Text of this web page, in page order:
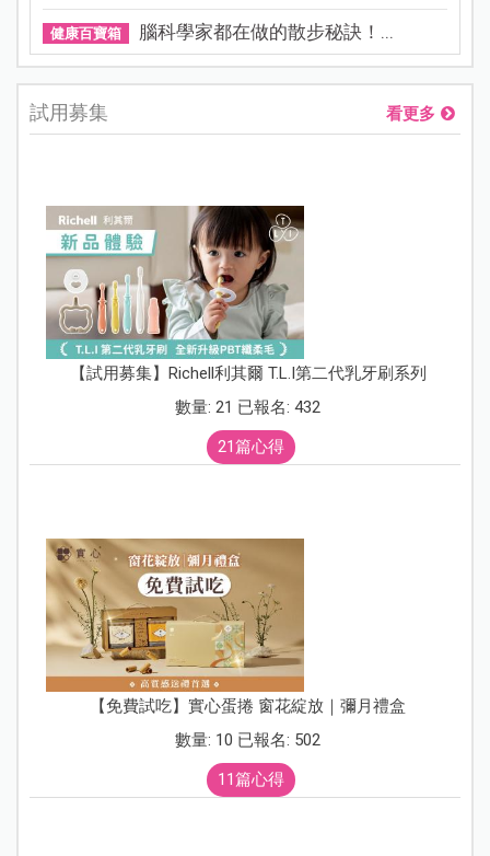
健康百寶箱 腦科學家都在做的散步秘訣！...
試用募集 看更多
【試用募集】Richell利其爾 T.L.I第二代乳牙刷系列
數量: 21 已報名: 432
21篇心得
【免費試吃】實心蛋捲 窗花綻放｜彌月禮盒
數量: 10 已報名: 502
11篇心得